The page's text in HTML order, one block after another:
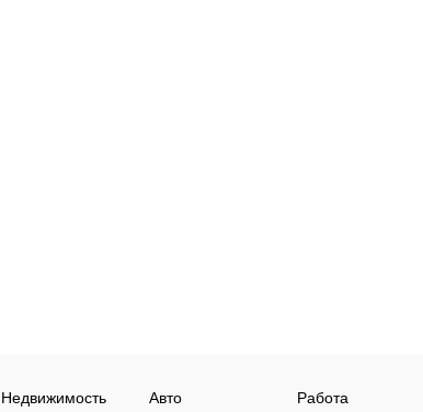
Недвижимость Авто Работа